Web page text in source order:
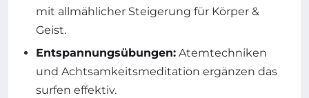
mit allmählicher Steigerung für Körper &
Geist.
Entspannungsübungen: Atemtechniken
und Achtsamkeitsmeditation ergänzen das
surfen effektiv.